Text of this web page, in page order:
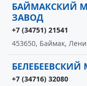
БАЙМАКСКИЙ
ЗАВОД
+7 (34751) 21541
453650, Баймак,
+7 (34716) 32080